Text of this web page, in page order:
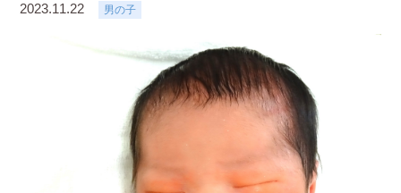
2023.11.22 男の子